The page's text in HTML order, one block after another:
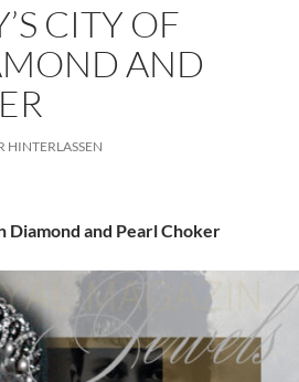
CITY OF
AND
HINTERLASSEN
Diamond and Pearl Choker